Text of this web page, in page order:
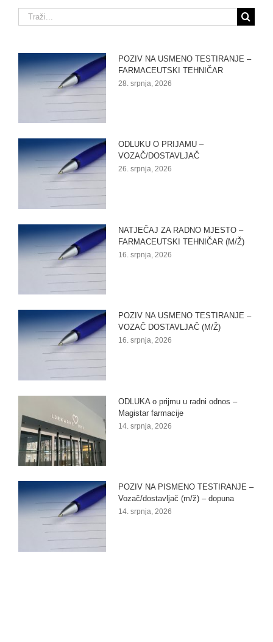
Traži...
POZIV NA USMENO TESTIRANJE –
FARMACEUTSKI TEHNIČAR
28. srpnja, 2026
ODLUKU O PRIJAMU –
VOZAČ/DOSTAVLJAČ
26. srpnja, 2026
NATJEČAJ ZA RADNO MJESTO –
FARMACEUTSKI TEHNIČAR (M/Ž)
16. srpnja, 2026
POZIV NA USMENO TESTIRANJE –
VOZAČ DOSTAVLJAČ (M/Ž)
16. srpnja, 2026
ODLUKA o prijmu u radni odnos –
Magistar farmacije
14. srpnja, 2026
POZIV NA PISMENO TESTIRANJE –
Vozač/dostavljač (m/ž) – dopuna
14. srpnja, 2026